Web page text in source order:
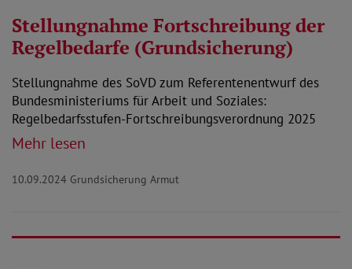
Stellungnahme Fortschreibung der
Regelbedarfe (Grundsicherung)
Stellungnahme des SoVD zum Referentenentwurf des
Bundesministeriums für Arbeit und Soziales:
Regelbedarfsstufen-Fortschreibungsverordnung 2025
Mehr lesen
10.09.2024 Grundsicherung Armut